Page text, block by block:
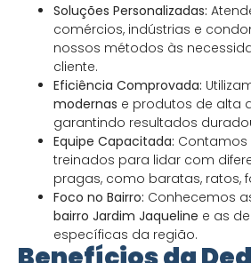
Soluções Personalizadas:
comércios, indústrias e
nossos métodos às
cliente.
Eficiência Comprovada:
modernas e produtos de alta
garantindo resultados
Equipe Capacitada: Contamos
treinados para lidar com
pragas, como baratas, ratos,
Foco no Bairro: Conhecemos
bairro Jardim Jaqueline e as
específicas da região.